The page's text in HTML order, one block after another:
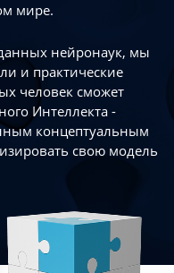
мире.
нейронаук, мы
и практические
человек сможет
Интеллекта -
концептуальным
свою модель